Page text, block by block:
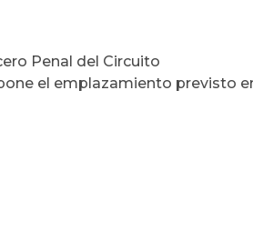
Penal del Circuito
el emplazamiento previsto